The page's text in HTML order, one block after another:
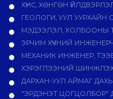
ХҮНС, ХӨНГӨН
ГЕОЛОГИ, УУЛ УУРХАЙН
МЭДЭЭЛЭЛ, ХОЛБООНЫ
ЭРЧИМ ХҮЧНИЙ
МЕХАНИК ИНЖЕНЕР,
ХЭРЭГЛЭЭНИЙ
ДАРХАН-УУЛ АЙМАГ
"ЭРДЭНЭТ ЦОГЦОЛБОР"